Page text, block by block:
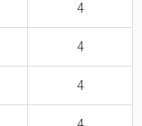
4
4
4